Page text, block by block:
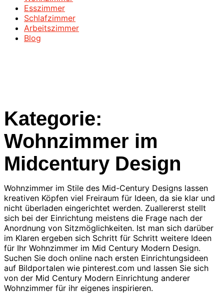
Esszimmer
Schlafzimmer
Arbeitszimmer
Blog
Kategorie:
Wohnzimmer im
Midcentury Design
Wohnzimmer im Stile des Mid-Century Designs lassen
kreativen Köpfen viel Freiraum für Ideen, da sie klar und
nicht überladen eingerichtet werden. Zuallererst stellt
sich bei der Einrichtung meistens die Frage nach der
Anordnung von Sitzmöglichkeiten. Ist man sich darüber
im Klaren ergeben sich Schritt für Schritt weitere Ideen
für Ihr Wohnzimmer im Mid Century Modern Design.
Suchen Sie doch online nach ersten Einrichtungsideen
auf Bildportalen wie pinterest.com und lassen Sie sich
von der Mid Century Modern Einrichtung anderer
Wohnzimmer für ihr eigenes inspirieren.